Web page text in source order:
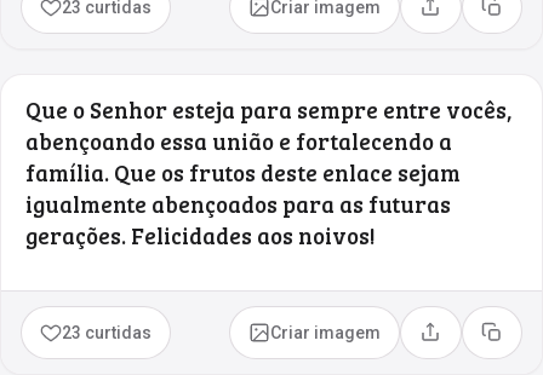
23 curtidas Criar imagem Compartilhar
Copiar
Que o Senhor esteja para sempre entre vocês,
abençoando essa união e fortalecendo a
família. Que os frutos deste enlace sejam
igualmente abençoados para as futuras
gerações. Felicidades aos noivos!
23 curtidas Criar imagem Compartilhar
Copiar